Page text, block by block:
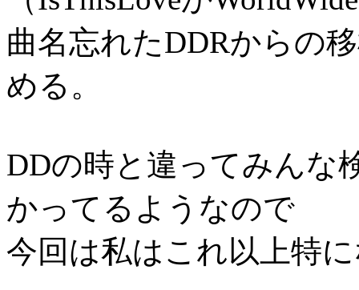
曲名忘れたDDRからの
める。
DDの時と違ってみんな
かってるようなので
今回は私はこれ以上特